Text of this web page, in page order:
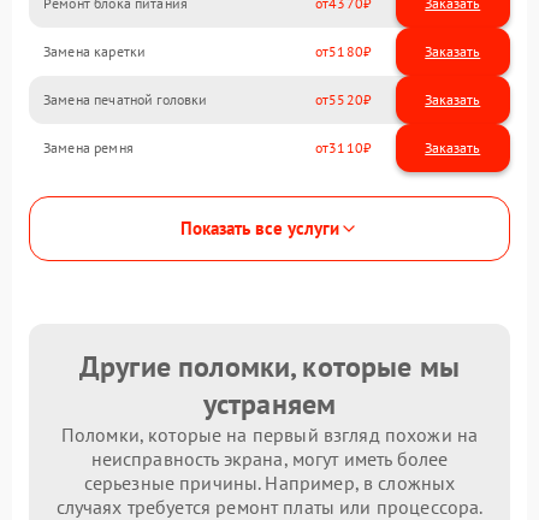
Замена каретки 5180
Замена печатной головки 5520
Замена ремня 3110
Показать все услуги
Другие поломки, которые мы
устраняем
Поломки, которые на первый взгляд похожи на
неисправность экрана, могут иметь более
серьезные причины. Например, в сложных
случаях требуется ремонт платы или процессора.